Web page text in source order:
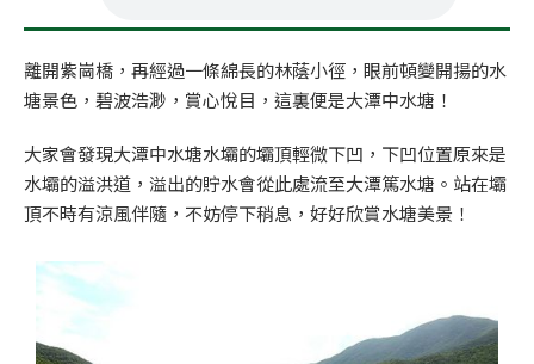
離開紫崗橋，再經過一條綿長的林蔭小徑，眼前頓變開揚的水
塘景色，碧波浩渺，賞心悅目，這裏便是大潭中水塘！
大家會發現大潭中水塘水壩的壩頂輕微下凹，下凹位置原來是
水壩的溢洪道，溢出的貯水會從此處流至大潭篤水塘。站在壩
頂不時有涼風伴隨，不妨停下稍息，好好欣賞水塘美景！